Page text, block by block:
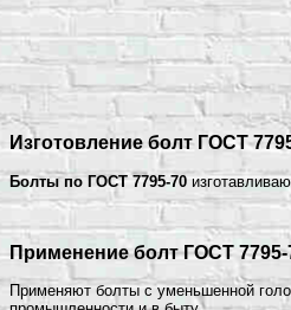
Изготовление болт ГОСТ
Болты по ГОСТ 7795-70
Применение болт ГОСТ 7795-
Применяют болты с уменьшенной